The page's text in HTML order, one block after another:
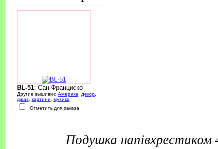
BL-51: Сан-Франциско
Другие вышивки: Америка декор,
джаз, картини
музика
Отметить для заказа
подушка